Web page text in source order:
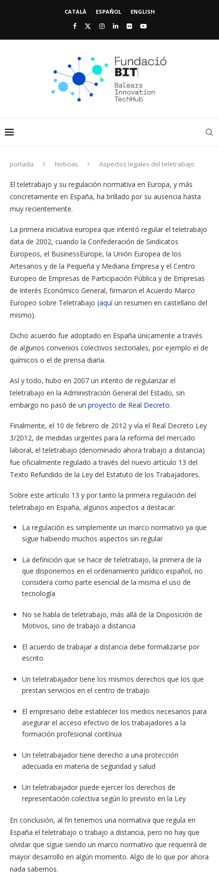
CATALÀ ESPAÑOL ENGLISH
portada Noticias Aspectos legales del teletrabajo
El teletrabajo y su regulación normativa en Europa, y más
concretamente en España, ha brillado por su ausencia hasta
muy recientemente.
La primera iniciativa europea que intentó regular el teletrabajo
data de 2002, cuando la Confederación de Sindicatos
Europeos, el BusinessEurope, la Unión Europea de los
Artesanos y de la Pequeña y Mediana Empresa y el Centro
Europeo de Empresas de Participación Pública y de Empresas
de Interés Económico General, firmaron el Acuerdo Marco
Europeo sobre Teletrabajo (aquíun resumen en castellano del
mismo).
Dicho acuerdo fue adoptado en España únicamente a través
de algunos convenios colectivos sectoriales, por ejemplo el de
químicos o el de prensa diaria.
Así y todo, hubo en 2007 un intento de regularizar el
teletrabajo en la Administración General del Estado, sin
embargo no pasó de un proyecto de Real Decreto.
Finalmente, el 10 de febrero de 2012 y vía el Real Decreto Ley
3/2012, de medidas urgentes para la reforma del mercado
laboral, el teletrabajo (denominado ahora trabajo a distancia)
fue oficialmente regulado a través del nuevo artículo 13 del
Texto Refundido de la Ley del Estatuto de los Trabajadores.
Sobre este artículo 13 y por tanto la primera regulación del
teletrabajo en España, algunos aspectos a destacar:
La regulación es simplemente un marco normativo ya que
sigue habiendo muchos aspectos sin regular
La definición que se hace de teletrabajo, la primera de la
que disponemos en el ordenamiento jurídico español, no
considera como parte esencial de la misma el uso de
tecnología
No se habla de teletrabajo, más allá de la Disposición de
Motivos, sino de trabajo a distancia
El acuerdo de trabajar a distancia debe formalizarse por
escrito
Un teletrabajador tiene los mismos derechos que los que
prestan servicios en el centro de trabajo
El empresario debe establecer los medios necesarios para
asegurar el acceso efectivo de los trabajadores a la
formación profesional contínua
Un teletrabajador tiene derecho a una protección
adecuada en materia de seguridad y salud
Un teletrabajador puede ejercer los derechos de
representación colectiva según lo previsto en la Ley
En conclusión, al fin tenemos una normativa que regula en
España el teletrabajo o trabajo a distancia, pero no hay que
olvidar que sigue siendo un marco normativo que requerirá de
mayor desarrollo en algún momento. Algo de lo que por ahora
nada sabemos.